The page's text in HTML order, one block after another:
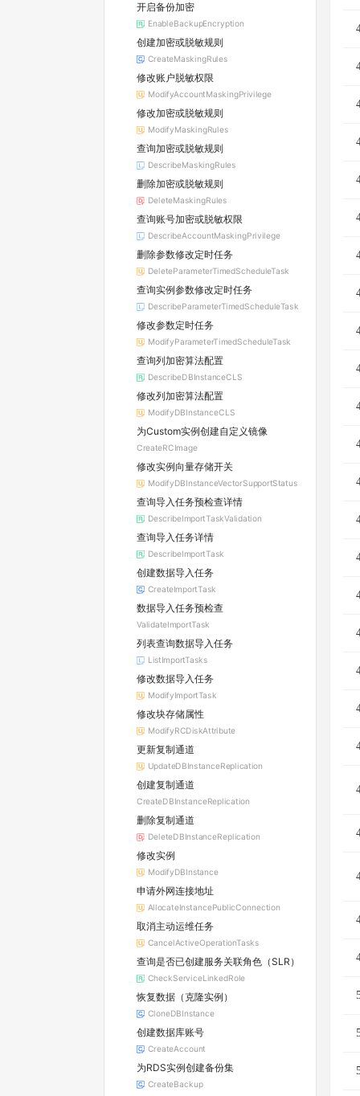
开启备份加密
EnableBackupEncryption
创建加密或脱敏规则
CreateMaskingRules
修改账户脱敏权限
ModifyAccountMaskingPrivilege
修改加密或脱敏规则
ModifyMaskingRules
查询加密或脱敏规则
DescribeMaskingRules
删除加密或脱敏规则
DeleteMaskingRules
查询账号加密或脱敏权限
DescribeAccountMaskingPrivilege
删除参数修改定时任务
DeleteParameterTimedScheduleTask
查询实例参数修改定时任务
DescribeParameterTimedScheduleTask
修改参数定时任务
ModifyParameterTimedScheduleTask
查询列加密算法配置
DescribeDBInstanceCLS
修改列加密算法配置
ModifyDBInstanceCLS
为Custom实例创建自定义镜像
CreateRCImage
修改实例向量存储开关
ModifyDBInstanceVectorSupportStatus
查询导入任务预检查详情
DescribeImportTaskValidation
查询导入任务详情
DescribeImportTask
创建数据导入任务
CreateImportTask
数据导入任务预检查
ValidateImportTask
列表查询数据导入任务
ListImportTasks
修改数据导入任务
ModifyImportTask
修改块存储属性
ModifyRCDiskAttribute
更新复制通道
UpdateDBInstanceReplication
创建复制通道
CreateDBInstanceReplication
删除复制通道
DeleteDBInstanceReplication
修改实例
ModifyDBInstance
申请外网连接地址
AllocateInstancePublicConnection
取消主动运维任务
CancelActiveOperationTasks
查询是否已创建服务关联角色（SLR）
CheckServiceLinkedRole
恢复数据（克隆实例）
CloneDBInstance
创建数据库账号
CreateAccount
为RDS实例创建备份集
CreateBackup